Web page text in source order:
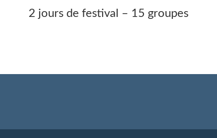
2 jours de festival – 15 groupes